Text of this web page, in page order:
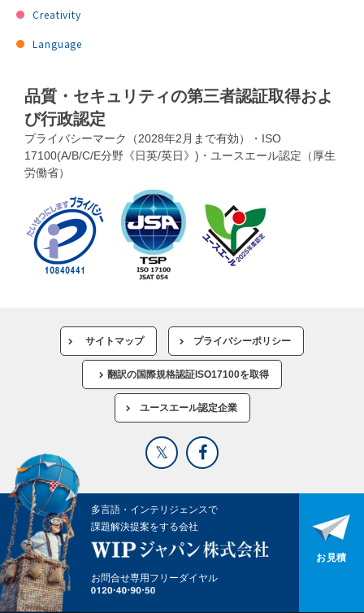
Creativity
Language
品質・セキュリティの第三者認証取得およ
び行政認定
プライバシーマーク（2028年2月まで有効）・ISO
17100(A/B/C/E分野《日英/英日》)・ユースエール認定（厚生
労働省）
サイトマップ プライバシーポリシー
翻訳の国際規格認証ISO17100を取得
ユースエール認定企業
多言語・インテリジェンスで
課題解決提案をする会社
お問合せ専用フリーダイヤル
お見積